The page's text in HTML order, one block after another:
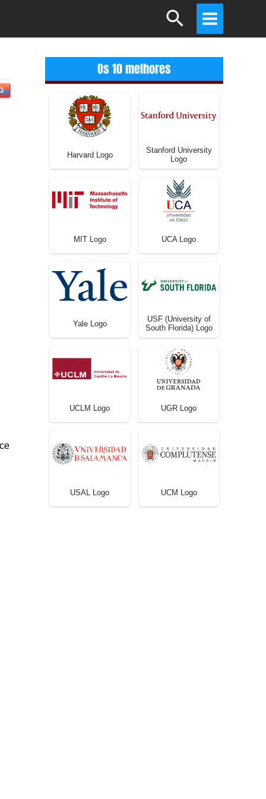
Search
Main
Menu
Os 10 melhores
Harvard Logo
Stanford University
Logo
MIT Logo UCA Logo
Yale Logo
USF (University of
South Florida) Logo
UCLM Logo UGR Logo
USAL Logo UCM Logo